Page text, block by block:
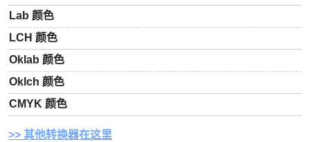
Lab 颜色
LCH 颜色
Oklab 颜色
Oklch 颜色
CMYK 颜色
其他转换器在这里